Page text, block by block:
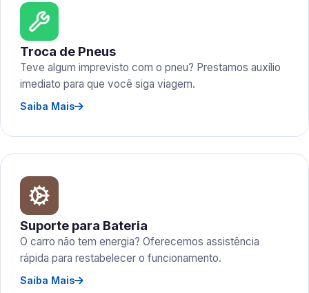
Troca de Pneus
Teve algum imprevisto com o pneu? Prestamos auxílio
imediato para que você siga viagem.
Saiba Mais
Suporte para Bateria
O carro não tem energia? Oferecemos assistência
rápida para restabelecer o funcionamento.
Saiba Mais